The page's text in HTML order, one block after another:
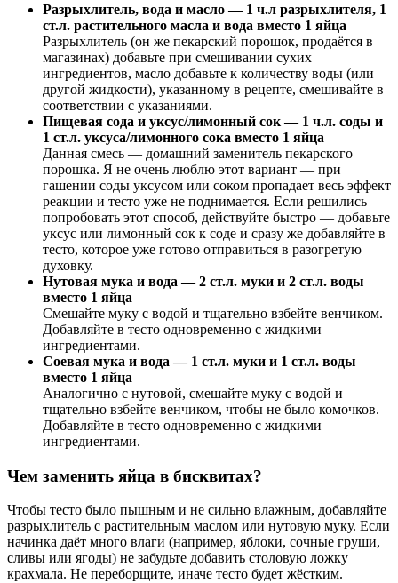
Разрыхлитель, вода и масло — 1 ч.л разрыхлителя, 1
ст.л. растительного масла и вода вместо 1 яйца
Разрыхлитель (он же пекарский порошок, продаётся в
магазинах) добавьте при смешивании сухих
ингредиентов, масло добавьте к количеству воды (или
другой жидкости), указанному в рецепте, смешивайте в
соответствии с указаниями.
Пищевая сода и уксус/лимонный сок — 1 ч.л. соды и
1 ст.л. уксуса/лимонного сока вместо 1 яйца
Данная смесь — домашний заменитель пекарского
порошка. Я не очень люблю этот вариант — при
гашении соды уксусом или соком пропадает весь эффект
реакции и тесто уже не поднимается. Если решились
попробовать этот способ, действуйте быстро — добавьте
уксус или лимонный сок к соде и сразу же добавляйте в
тесто, которое уже готово отправиться в разогретую
духовку.
Нутовая мука и вода — 2 ст.л. муки и 2 ст.л. воды
вместо 1 яйца
Смешайте муку с водой и тщательно взбейте венчиком.
Добавляйте в тесто одновременно с жидкими
ингредиентами.
Соевая мука и вода — 1 ст.л. муки и 1 ст.л. воды
вместо 1 яйца
Аналогично с нутовой, смешайте муку с водой и
тщательно взбейте венчиком, чтобы не было комочков.
Добавляйте в тесто одновременно с жидкими
ингредиентами.
Чем заменить яйца в бисквитах?
Чтобы тесто было пышным и не сильно влажным, добавляйте
разрыхлитель с растительным маслом или нутовую муку. Если
начинка даёт много влаги (например, яблоки, сочные груши,
сливы или ягоды) не забудьте добавить столовую ложку
крахмала. Не переборщите, иначе тесто будет жёстким.